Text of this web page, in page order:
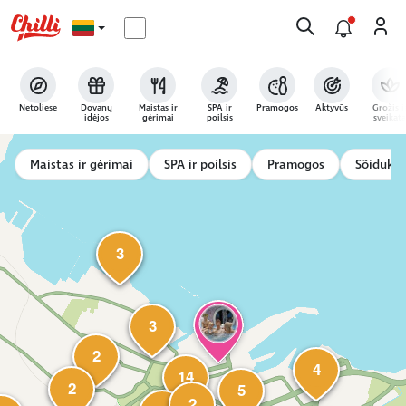
Netoliese Dovanų
idėjos
Maistas ir
gėrimai
SPA ir
poilsis
Pramogos Aktyvūs Grožis
sveikata
3
14 4
3
2
5
2
Maistas ir gėrimai SPA ir poilsis Pramogos Sõidukile